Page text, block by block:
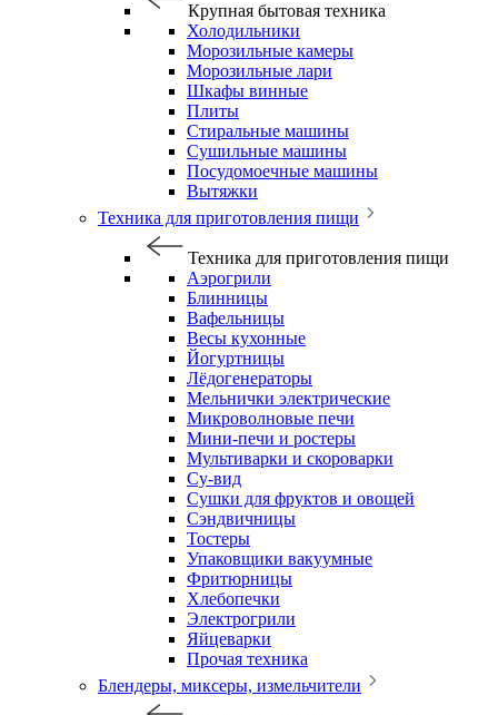
Крупная бытовая техника
Холодильники
Морозильные камеры
Морозильные лари
Шкафы винные
Плиты
Стиральные машины
Сушильные машины
Посудомоечные машины
Вытяжки
Техника для приготовления пищи
Техника для приготовления пищи
Аэрогрили
Блинницы
Вафельницы
Весы кухонные
Йогуртницы
Лёдогенераторы
Мельнички электрические
Микроволновые печи
Мини-печи и ростеры
Мультиварки и скороварки
Су-вид
Сушки для фруктов и овощей
Сэндвичницы
Тостеры
Упаковщики вакуумные
Фритюрницы
Хлебопечки
Электрогрили
Яйцеварки
Прочая техника
Блендеры, миксеры, измельчители